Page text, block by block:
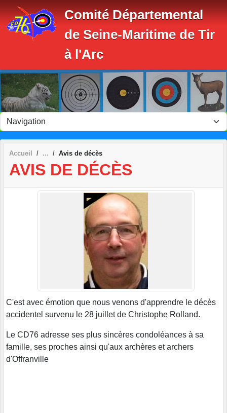
Comité Départemental
de Seine-Maritime de Tir
à l'Arc
Accueil Avis de décès
AVIS DE DÉCÈS
C'est avec émotion que nous venons d'apprendre le décès
accidentel survenu le 28 juillet de Christophe Rolland.
Le CD76 adresse ses plus sincères condoléances à sa
famille, ses proches ainsi qu'aux archères et archers
d'Offranville
Panneau de gestion des cookies